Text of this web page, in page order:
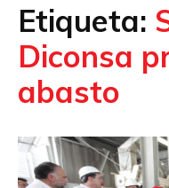
Etiqueta:
Diconsa
abasto